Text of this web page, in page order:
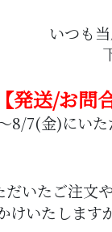
いつも
【発送/お
8/7(金)にいた
いたご注文
けいたします